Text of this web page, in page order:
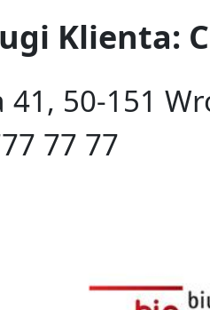
Klienta:
50-151
77 77